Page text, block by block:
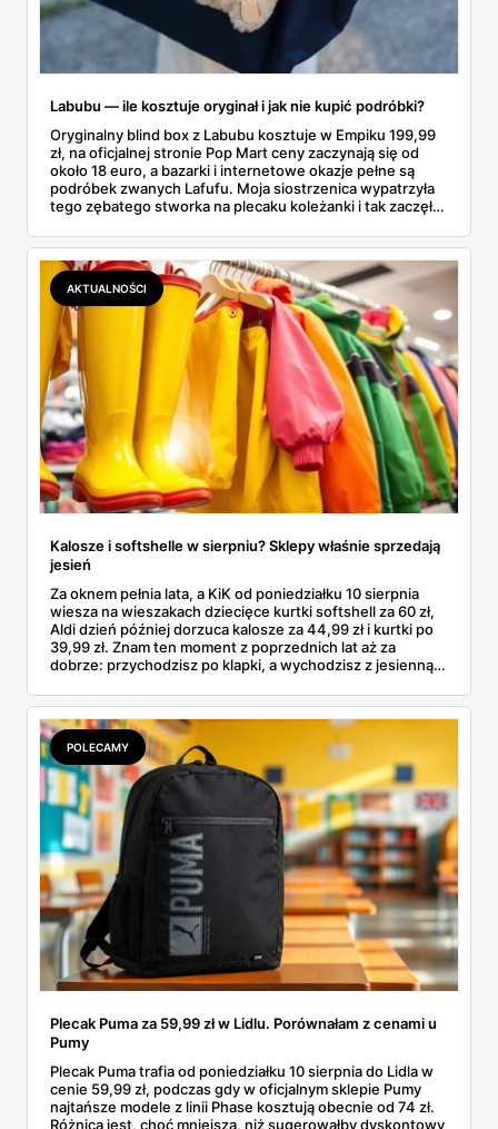
Labubu — ile kosztuje oryginał i jak nie kupić podróbki?
Oryginalny blind box z Labubu kosztuje w Empiku 199,99
zł, na oficjalnej stronie Pop Mart ceny zaczynają się od
około 18 euro, a bazarki i internetowe okazje pełne są
podróbek zwanych Lafufu. Moja siostrzenica wypatrzyła
tego zębatego stworka na plecaku koleżanki i tak zaczęło
kosztuje i po czym poznać, że sprzedawca nie wciska nam
podróbki. Spisałam wszystko, czego się dowiedziałam —
łącznie z jedną wpadką, o której za chwilę.
AKTUALNOŚCI
Kalosze i softshelle w sierpniu? Sklepy właśnie sprzedają
jesień
Za oknem pełnia lata, a KiK od poniedziałku 10 sierpnia
wiesza na wieszakach dziecięce kurtki softshell za 60 zł,
Aldi dzień później dorzuca kalosze za 44,99 zł i kurtki po
39,99 zł. Znam ten moment z poprzednich lat aż za
dobrze: przychodzisz po klapki, a wychodzisz z jesienną
pojawi się w gazetkach w przyszłym tygodniu i czy jest
sens kupować jesień, zanim skończą się wakacje.
POLECAMY
Plecak Puma za 59,99 zł w Lidlu. Porównałam z cenami u
Pumy
Plecak Puma trafia od poniedziałku 10 sierpnia do Lidla w
cenie 59,99 zł, podczas gdy w oficjalnym sklepie Pumy
najtańsze modele z linii Phase kosztują obecnie od 74 zł.
Różnica jest, choć mniejsza, niż sugerowałby dyskontowy